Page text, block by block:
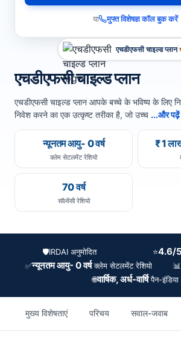
एचडीएफसी चाइल्ड प्लान
एचडीएफसी चाइल्ड प्लान
एचडीएफसी चाइल्ड प्लान आपके बच्चे के भविष्य के लिए
निवेश करने का एक उत्कृष्ट तरीका है, जो उच्च ...और पढ़ें
न्यूनतम आयु- 0 वर्ष
क्लेम सेटलमेंट रेशियो
₹ 1
70 वर्ष
सॉल्वेंसी रेशियो
या मुफ्त विशेषज्ञ कॉल बुक करें
🛡️IRDAI अनुमोदित ⭐4.6/5
✅न्यूनतम आयु- 0 वर्षक्लेम सेटलमेंट रेशियो 📊
🌐वार्षिक, अर्ध-वार्षिपैन-इंडिया
मुख्य विशेषताएं परिचय सवाल-जवाब